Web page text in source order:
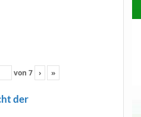
von 7 › »
der